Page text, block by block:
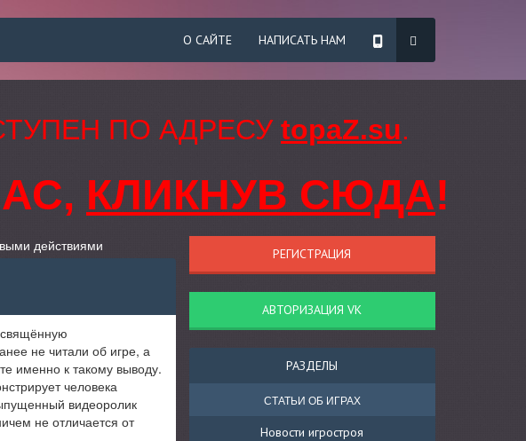
О САЙТЕ НАПИСАТЬ НАМ
ПО АДРЕСУ topaZ.su.
КЛИКНУВ СЮДА!
действиями
не читали об игре, а
именно к такому выводу.
человека
видеоролик
не отличается от
РЕГИСТРАЦИЯ
АВТОРИЗАЦИЯ VK
РАЗДЕЛЫ
СТАТЬИ ОБ ИГРАХ
Новости игростроя